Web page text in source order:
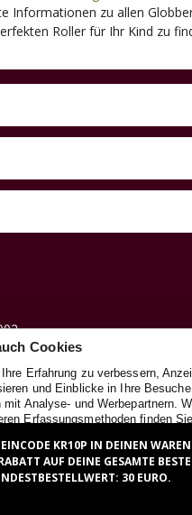
Informationen zu allen
Roller für Ihr Kind zu
Haftungsausschluss
KR10P IN DEINEN
AUF DEINE GESAMTE
30 EURO.
Cookies
Erfahrung zu verbessern,
und Einblicke in Ihre Besuche
Analyse- und Werbepartnern.
Erfassungsmethoden finden
.